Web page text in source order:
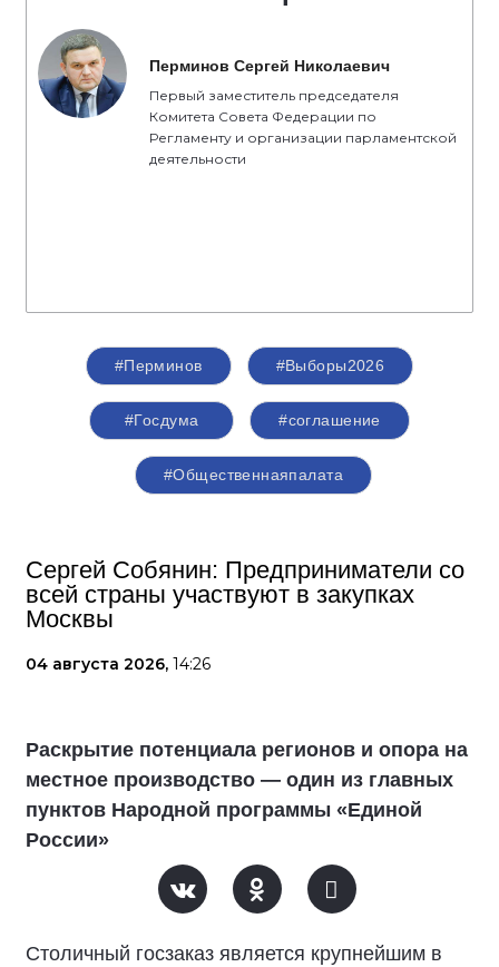
Перминов Сергей Николаевич
Первый заместитель председателя
Комитета Совета Федерации по
Регламенту и организации парламентской
деятельности
#Перминов #Выборы2026
#Госдума #соглашение
#Общественнаяпалата
Сергей Собянин: Предприниматели со
всей страны участвуют в закупках
Москвы
04 августа 2026, 14:26
Раскрытие потенциала регионов и опора на
местное производство — один из главных
пунктов Народной программы «Единой
России»
Столичный госзаказ является крупнейшим в